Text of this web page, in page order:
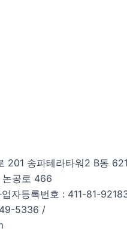
201 송파테라타워2 B동
논공로 466
자등록번호 : 411-81-
5336 /